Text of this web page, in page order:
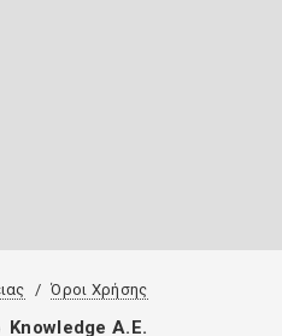
Όροι Χρήσης
Knowledge A.E.